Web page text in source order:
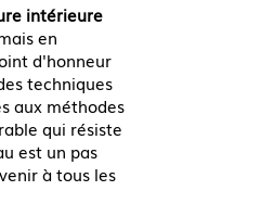
intérieure
en
d'honneur
techniques
aux méthodes
qui résiste
est un pas
à tous les